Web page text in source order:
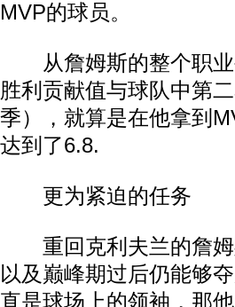
MVP的球员。
从詹姆斯的整个职业
胜利贡献值与球队中第
季），就算是在他拿到
达到了6.8.
更为紧迫的任务
重回克利夫兰的詹姆
以及巅峰期过后仍能够
直是球场上的领袖，那